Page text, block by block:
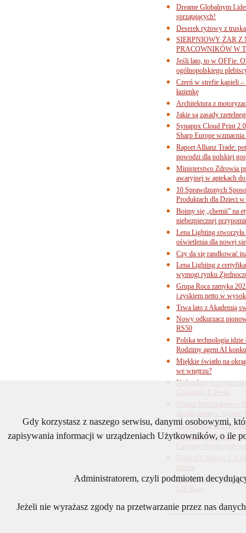
Dreame Globalnym
sprzątających!
Deserek ryżowy z
SIERPNIOWY ŻAR Z
PRACOWNIKÓW W
Jeśli lato, to w OFFie.
ogólnopolskiego
Czerń w strefie kąpieli –
łazienkę
Architektura z
Jakie są zasady
Synappx Cloud Print
Sharp Europe
Raport Allianz Trade:
powodzi dla polskiej
Ministerstwo Zdrowia
awaryjnej w aptekach
10 Sprawdzonych
Produktach dla Dzieci
Boimy się „chemii” na
niebezpiecznej
Lena Lighting
oświetlenia dla nowej
Czy da się randkować
Lena Lighting z
wymogi rynku
Grupa Roca zamyka
i zyskiem netto w
Trwa lato z Akademią
Nowy odkurzacz
RS50
Polska technologia idzie
Rodzimy agent AI
Miękkie światło na
we wnętrzu?
Najbardziej puszyste
Czekolady E.Wedel
Ostatni Mieszkaniowy
na całą ofertę w Grupie
Rozwiązania
Ceny surowców pod
Cieśniny Ormuz
Tylko 6% liderów CX
klienta
Odwaga formy,
L20 Roca
Gdy korzystasz z naszego serwisu, danymi osobowymi,
zapisywania informacji w urządzeniach Użytkowników, o ile
Administratorem, czyli podmiotem
Jeżeli nie wyrażasz zgody na przetwarzanie przez nas